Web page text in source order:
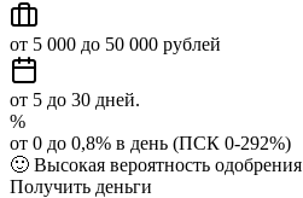
от 5 000 до 50 000 рублей
от 5 до 30 дней.
%
от 0 до 0,8% в день (ПСК 0-292%)
🙂 Высокая вероятность одобрения
Получить деньги